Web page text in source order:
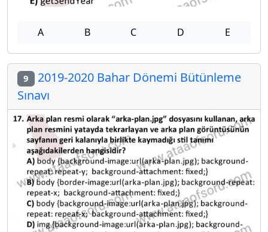
A B C D E
9 2019-2020 Bahar Dönemi Bütünleme
Sınavı